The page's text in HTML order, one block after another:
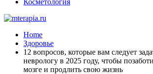
Косметология
Home
Здоровье
12 вопросов, которые вам следует
неврологу в 2025 году, чтобы
мозге и продлить свою жизнь